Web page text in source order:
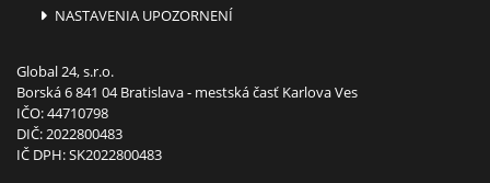
NASTAVENIA UPOZORNENÍ
Global 24, s.r.o.
Borská 6 841 04 Bratislava - mestská časť Karlova Ves
IČO: 44710798
DIČ: 2022800483
IČ DPH: SK2022800483